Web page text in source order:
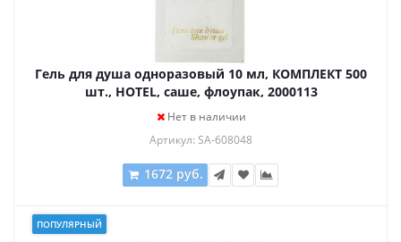
Гель для душа одноразовый 10 мл, КОМПЛЕКТ 500
шт., HOTEL, саше, флоупак, 2000113
Нет в наличии
Артикул: SA-608048
1672 руб.
ПОПУЛЯРНЫЙ